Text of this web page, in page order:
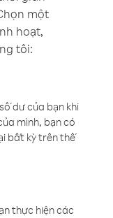
một
hoạt,
tôi:
dư của bạn khi
mình, bạn có
bất kỳ trên thế
thực hiện các